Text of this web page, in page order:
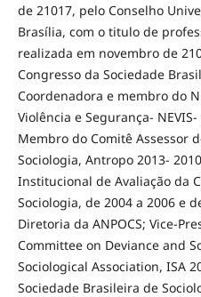
de 21017, pelo Conselho
Brasília, com o titulo de
realizada em novembro de
Congresso da Sociedade
Coordenadora e membro do
Violência e Segurança-
Membro do Comitê Assessor
Sociologia, Antropo 2013-
Institucional de Avaliação da
Sociologia, de 2004 a 2006 e
Diretoria da ANPOCS; Vice-
Committee on Deviance and
Sociological Association, ISA
Sociedade Brasileira de